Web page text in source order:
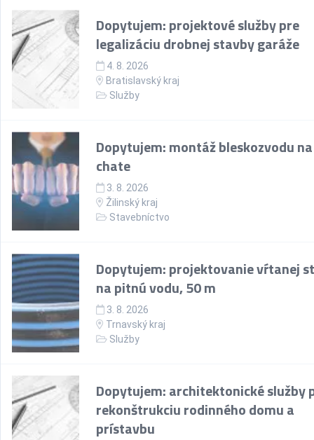
Dopytujem: projektové služby pre
legalizáciu drobnej stavby garáže
4. 8. 2026
Bratislavský kraj
Služby
Dopytujem: montáž bleskozvodu na
chate
3. 8. 2026
Žilinský kraj
Stavebníctvo
Dopytujem: projektovanie vŕtanej
na pitnú vodu, 50 m
3. 8. 2026
Trnavský kraj
Služby
Dopytujem: architektonické služby
rekonštrukciu rodinného domu a
prístavbu